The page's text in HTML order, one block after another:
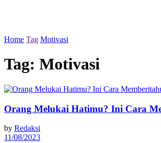
Home Tag Motivasi
Tag: Motivasi
Orang Melukai Hatimu? Ini Cara
by Redaksi
11/08/2023